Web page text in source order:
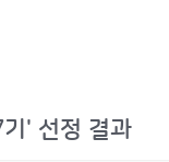
' 선정 결과